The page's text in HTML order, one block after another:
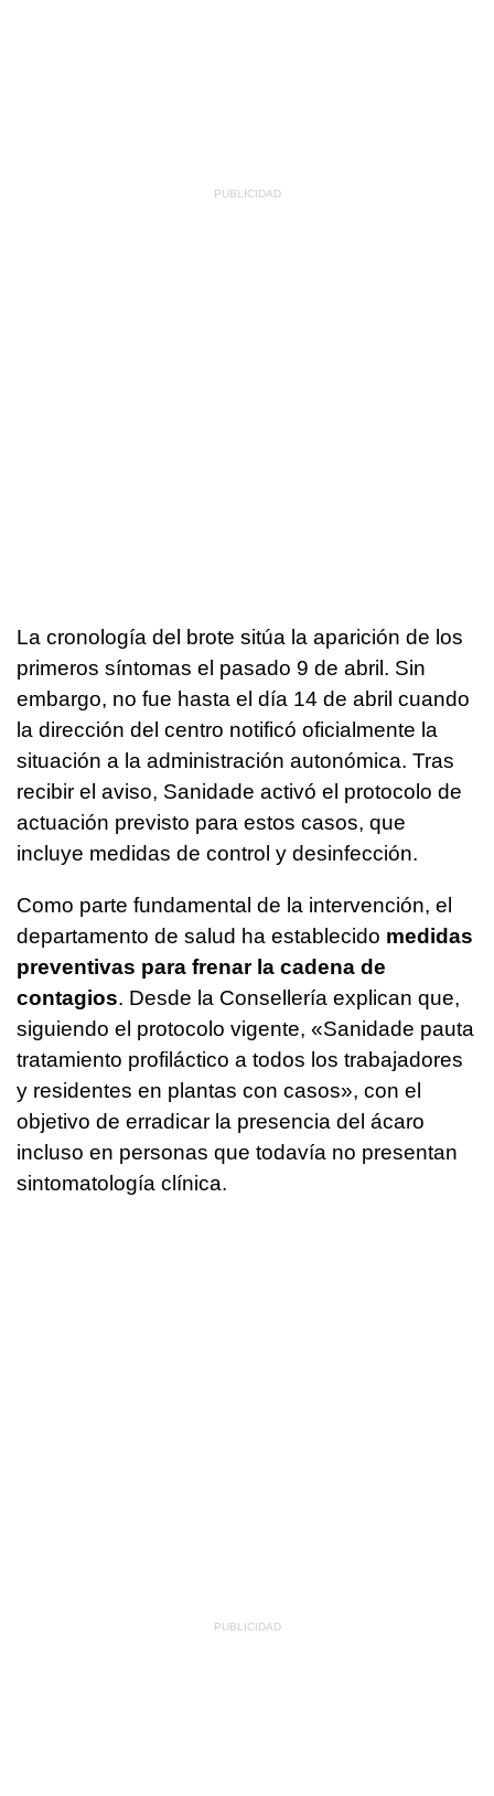
La cronología del brote sitúa la aparición de los
primeros síntomas el pasado 9 de abril. Sin
embargo, no fue hasta el día 14 de abril cuando
la dirección del centro notificó oficialmente la
situación a la administración autonómica. Tras
recibir el aviso, Sanidade activó el protocolo de
actuación previsto para estos casos, que
incluye medidas de control y desinfección.
Como parte fundamental de la intervención, el
departamento de salud ha establecido medidas
preventivas para frenar la cadena de
contagios. Desde la Consellería explican que,
siguiendo el protocolo vigente, «Sanidade pauta
tratamiento profiláctico a todos los trabajadores
y residentes en plantas con casos», con el
objetivo de erradicar la presencia del ácaro
incluso en personas que todavía no presentan
sintomatología clínica.